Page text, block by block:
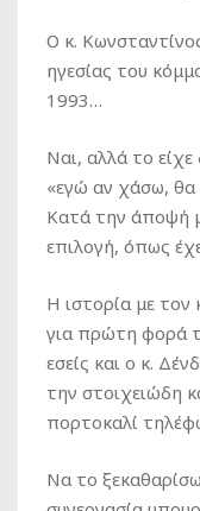
Ο κ.
ηγεσίας του
1993…
Ναι, αλλά το είχε
«εγώ αν χάσω,
Κατά την άποψή
επιλογή, όπως
Η ιστορία με τον
για πρώτη φορά
εσείς και ο κ.
την στοιχειώδη
πορτοκαλί
Να το